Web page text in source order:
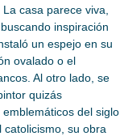
casa parece viva,
inspiración
un espejo en su
ovalado o el
Al otro lado, se
quizás
del siglo
su obra